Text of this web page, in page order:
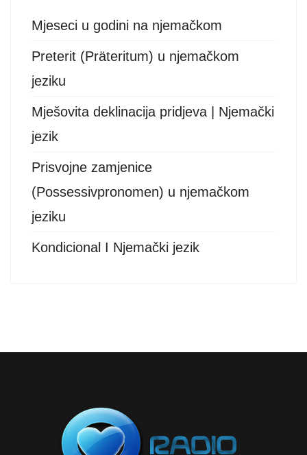
Mjeseci u godini na njemačkom
Preterit (Präteritum) u njemačkom
jeziku
Mješovita deklinacija pridjeva | Njemački
jezik
Prisvojne zamjenice
(Possessivpronomen) u njemačkom
jeziku
Kondicional I Njemački jezik